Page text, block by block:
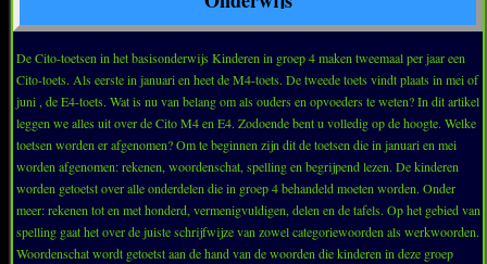
De Cito-toetsen in het basisonderwijs Kinderen in groep 4 maken tweemaal per jaar een
Cito-toets. Als eerste in januari en heet de M4-toets. De tweede toets vindt plaats in mei of
juni , de E4-toets. Wat is nu van belang om als ouders en opvoeders te weten? In dit artikel
leggen we alles uit over de Cito M4 en E4. Zodoende bent u volledig op de hoogte. Welke
toetsen worden er afgenomen? Om te beginnen zijn dit de toetsen die in januari en mei
worden afgenomen: rekenen, woordenschat, spelling en begrijpend lezen. De kinderen
worden getoetst over alle onderdelen die in groep 4 behandeld moeten worden. Onder
meer: rekenen tot en met honderd, vermenigvuldigen, delen en de tafels. Op het gebied van
spelling gaat het over de juiste schrijfwijze van zowel categoriewoorden als werkwoorden.
Woordenschat wordt getoetst aan de hand van de woorden die kinderen in deze groep